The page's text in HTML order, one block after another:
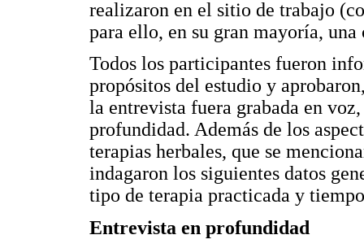
realizaron en el sitio de trabajo
para ello, en su gran mayoría,
Todos los participantes fueron
propósitos del estudio y
la entrevista fuera grabada en
profundidad. Además de los
terapias herbales, que se
indagaron los siguientes datos
tipo de terapia practicada y
Entrevista en profundidad